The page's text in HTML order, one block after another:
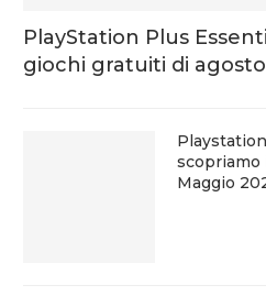
PlayStation Plus
giochi gratuiti di
scopriamo
Maggio